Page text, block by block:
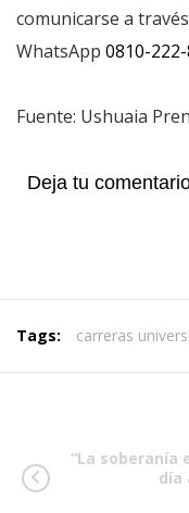
comunicarse a
WhatsApp 0810-
Fuente: Ushuaia
Deja tu
Tags: carreras
“La soberanía
día